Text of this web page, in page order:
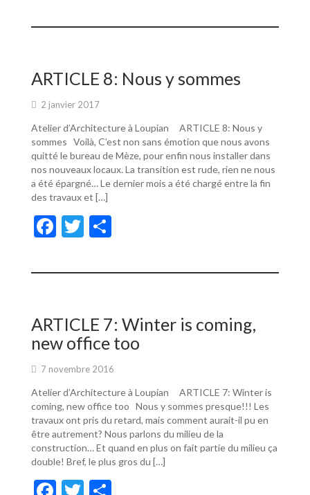
e
o
o
k
itt ta
er
ARTICLE 8: Nous y sommes
2 janvier 2017
Atelier d’Architecture à Loupian ARTICLE 8: Nous y
sommes Voilà, C’est non sans émotion que nous avons
quitté le bureau de Mèze, pour enfin nous installer dans
nos nouveaux locaux. La transition est rude, rien ne nous
a été épargné… Le dernier mois a été chargé entre la fin
des travaux et […]
F
e
o
o
k
T
itt ta
er
ARTICLE 7: Winter is coming,
new office too
7 novembre 2016
Atelier d’Architecture à Loupian ARTICLE 7: Winter is
coming, new office too Nous y sommes presque!!! Les
travaux ont pris du retard, mais comment aurait-il pu en
être autrement? Nous parlons du milieu de la
construction… Et quand en plus on fait partie du milieu ça
double! Bref, le plus gros du […]